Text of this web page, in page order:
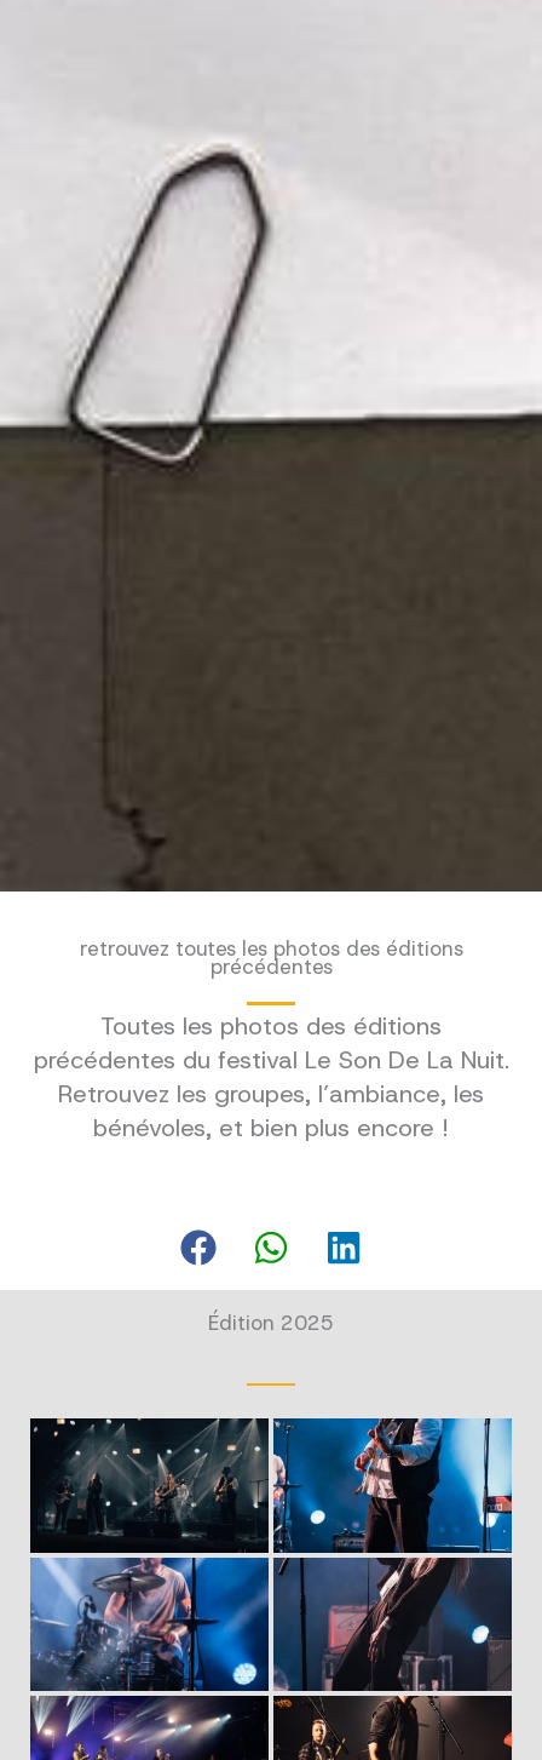
retrouvez toutes les photos des éditions
précédentes
Toutes les photos des éditions
précédentes du festival Le Son De La Nuit.
Retrouvez les groupes, l’ambiance, les
bénévoles, et bien plus encore !
Édition 2025